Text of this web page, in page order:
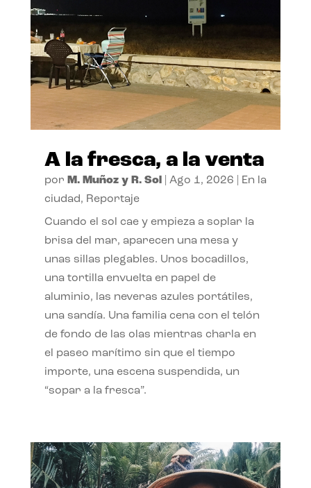
A la fresca, a la venta
por M. Muñoz y R. Sol| Ago 1, 2026
En la
ciudad, Reportaje
Cuando el sol cae y empieza a soplar la
brisa del mar, aparecen una mesa y
unas sillas plegables. Unos bocadillos,
una tortilla envuelta en papel de
aluminio, las neveras azules portátiles,
una sandía. Una familia cena con el telón
de fondo de las olas mientras charla en
el paseo marítimo sin que el tiempo
importe, una escena suspendida, un
“sopar a la fresca”.